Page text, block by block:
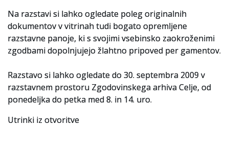
VAČ – VIRTUALNA ARHIVSKA ČITALNICA
Za ustvarjalce
Strokovna usposabljanja za uslužbence
Gradivo
Register ustvarjalcev
Na razstavi si lahko ogledate poleg originalnih
dokumentov v vitrinah tudi bogato opremljene
razstavne panoje, ki s svojimi vsebinsko zaokroženimi
zgodbami dopolnjujejo žlahtno pripoved per gamentov.
Razstavo si lahko ogledate do 30. septembra 2009 v
razstavnem prostoru Zgodovinskega arhiva Celje, od
ponedeljka do petka med 8. in 14. uro.
Utrinki iz otvoritve